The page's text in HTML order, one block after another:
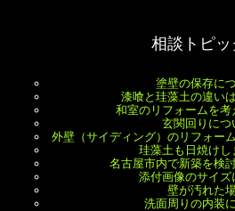
相談トピッ
塗壁の保存に
漆喰と珪藻土の違い
和室のリフォームを考
玄関回りにつ
外壁（サイディング）のリフォー
珪藻土も日焼けし
名古屋市内で新築を検
添付画像のサイズ
壁が汚れた
洗面周りの内装